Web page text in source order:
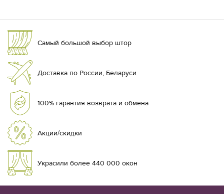
Самый большой выбор штор
Доставка по России, Беларуси
100% гарантия возврата и обмена
Акции/скидки
Украсили более 440 000 окон